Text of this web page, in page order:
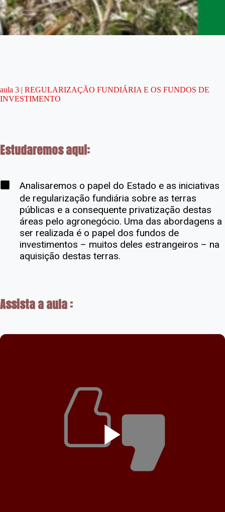
aula 3 | REGULARIZAÇÃO FUNDIÁRIA E OS FUNDOS DE
INVESTIMENTO
Estudaremos aqui:
Analisaremos o papel do Estado e as iniciativas
de regularização fundiária sobre as terras
públicas e a consequente privatização destas
áreas pelo agronegócio. Uma das abordagens a
ser realizada é o papel dos fundos de
investimentos – muitos deles estrangeiros – na
aquisição destas terras.
Assista a aula :